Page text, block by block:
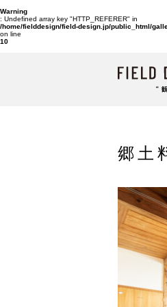
Warning
: Undefined array key "HTTP_REFERER" in
/home/fielddesign/field-design.jp/public_html/
on line
10
郷土